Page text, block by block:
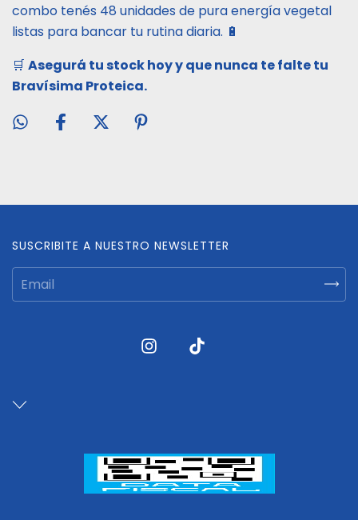
combo tenés 48 unidades de pura energía vegetal
listas para bancar tu rutina diaria. 🔋
🛒 Asegurá tu stock hoy y que nunca te falte tu
Bravísima Proteica.
SUSCRIBITE A NUESTRO NEWSLETTER